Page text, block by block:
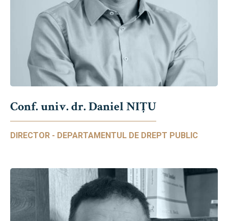
Conf. univ. dr. Daniel NIŢU
DIRECTOR - DEPARTAMENTUL DE DREPT PUBLIC